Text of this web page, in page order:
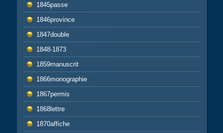
1845passe
1846province
1847double
1848-1873
1859manuscrit
1866monographie
1867permis
1868lettre
1870affiche